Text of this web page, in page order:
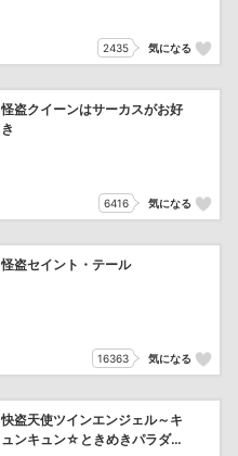
2435 気になる
怪盗クイーンはサーカスがお好
き
6416 気になる
怪盗セイント・テール
16363 気になる
快盗天使ツインエンジェル～キ
ュンキュン☆ときめきパラダイ